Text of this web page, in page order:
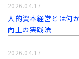
人的資本経営とは何
向上の実践法
2026.04.17
2026.04.17